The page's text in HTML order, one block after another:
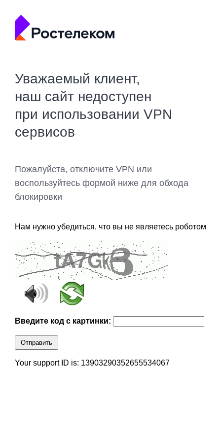
Уважаемый клиент,
наш сайт недоступен
при использовании VPN
сервисов
Пожалуйста, отключите VPN или
воспользуйтесь формой ниже для обхода
блокировки
Нам нужно убедиться, что вы не являетесь роботом
Введите код с картинки:
Отправить
Your support ID is: 13903290352655534067